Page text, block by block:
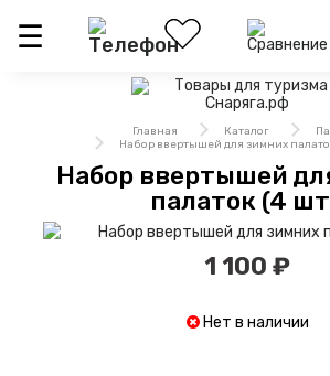
Главная Каталог
Набор ввертышей для зимних
Набор ввертышей
палаток (4
1 100 ₽
Нет в наличии